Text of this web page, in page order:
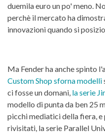
duemila euro un po' meno.
perchè il mercato ha
innovazioni quando si
Ma Fender ha anche spinto
Custom Shop sforna modelli
ci fosse un domani, la serie
modello di punta da ben 25
picchi mediatici della fiera,
rivisitati, la serie Parallel